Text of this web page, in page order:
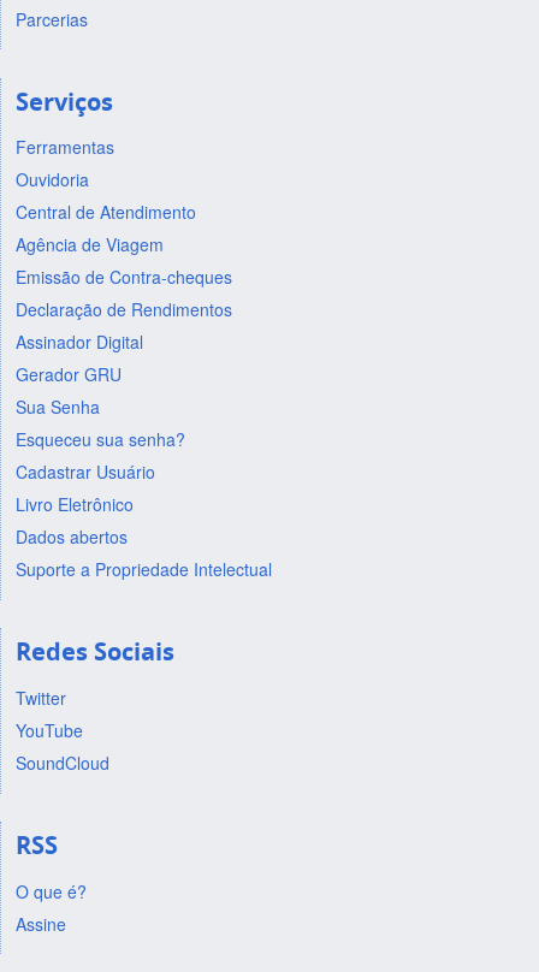
Parcerias
Serviços
Ferramentas
Ouvidoria
Central de Atendimento
Agência de Viagem
Emissão de Contra-cheques
Declaração de Rendimentos
Assinador Digital
Gerador GRU
Sua Senha
Esqueceu sua senha?
Cadastrar Usuário
Livro Eletrônico
Dados abertos
Suporte a Propriedade Intelectual
Redes Sociais
Twitter
YouTube
SoundCloud
RSS
O que é?
Assine